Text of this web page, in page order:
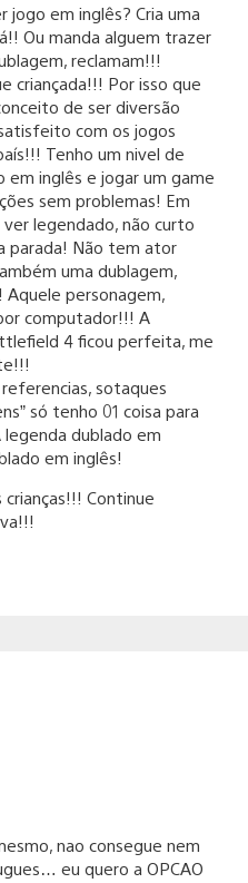
jogo em inglês? Cria uma
Ou manda alguem trazer
reclamam!!!
criançada!!! Por isso que
de ser diversão
com os jogos
Tenho um nivel de
em inglês e jogar um game
sem problemas! Em
legendado, não curto
parada! Não tem ator
uma dublagem,
personagem,
computador!!! A
4 ficou perfeita, me
sotaques
só tenho 01 coisa para
legenda dublado em
em inglês!
Continue
nao consegue nem
eu quero a OPCAO